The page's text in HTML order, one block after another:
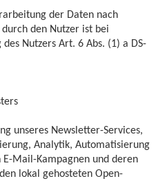
der Daten nach
den Nutzer ist bei
Nutzers Art. 6 Abs. (1) a DS-
unseres Newsletter-Services,
Analytik, Automatisierung
Mail-Kampagnen und deren
lokal gehosteten Open-